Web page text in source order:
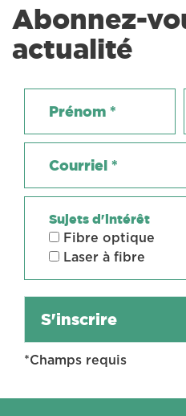
Abonnez-
actualité
Sujets d'intérêt
Fibre optique
Laser à fibre
*Champs requis